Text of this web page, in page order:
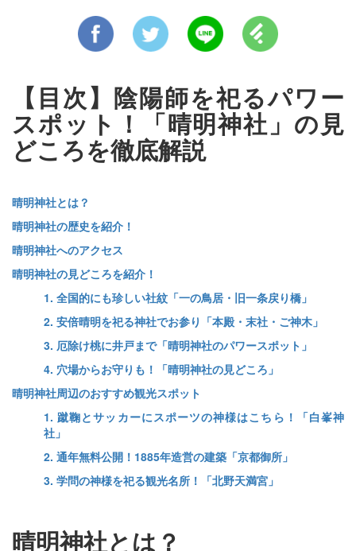
【目次】陰陽師を祀るパワー
スポット！「晴明神社」の見
どころを徹底解説
晴明神社とは？
晴明神社の歴史を紹介！
晴明神社へのアクセス
晴明神社の見どころを紹介！
1. 全国的にも珍しい社紋「一の鳥居・旧一条戻り橋」
2. 安倍晴明を祀る神社でお参り「本殿・末社・ご神木」
3. 厄除け桃に井戸まで「晴明神社のパワースポット」
4. 穴場からお守りも！「晴明神社の見どころ」
晴明神社周辺のおすすめ観光スポット
1. 蹴鞠とサッカーにスポーツの神様はこちら！「白峯神
社」
2. 通年無料公開！1885年造営の建築「京都御所」
3. 学問の神様を祀る観光名所！「北野天満宮」
晴明神社とは？